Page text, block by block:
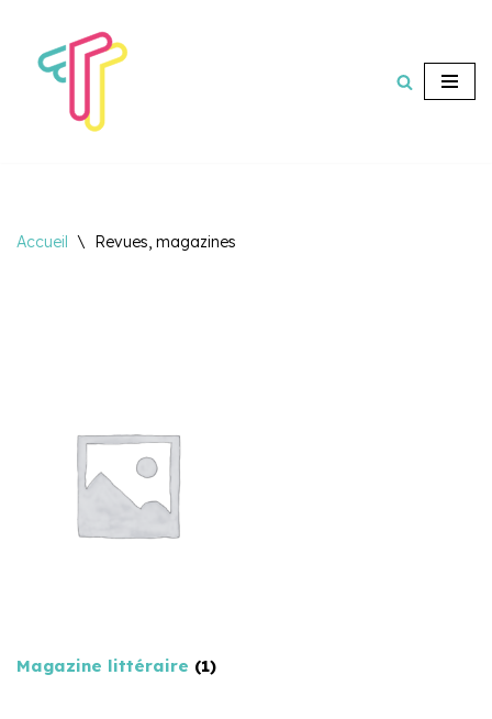
Aller
contenu
Accueil \ Revues, magazines
Magazine littéraire (1)